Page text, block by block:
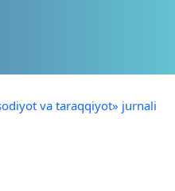
va taraqqiyot» jurnali